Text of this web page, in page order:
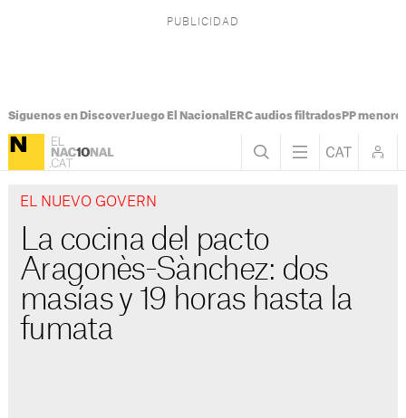
Síguenos en DiscoverJuego El Nacional ERC audios filtradosPP
EL NUEVO GOVERN
La cocina del pacto
Aragonès-Sànchez: dos
masías y 19 horas hasta la
fumata